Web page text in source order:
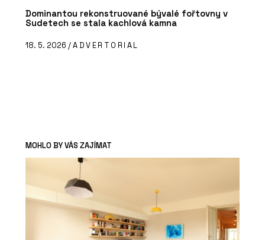
Dominantou rekonstruované bývalé fořtovny v
Sudetech se stala kachlová kamna
18. 5. 2026 /ADVERTORIAL
MOHLO BY VÁS ZAJÍMAT